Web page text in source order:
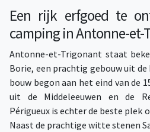
Een rijk erfgoed te
camping in Antonne-et-
Antonne-et-Trigonant staat
Borie, een prachtig gebouw uit de
bouw begon aan het eind van de
uit de Middeleeuwen en de
Périgueux is echter de beste plek
Naast de prachtige witte stenen